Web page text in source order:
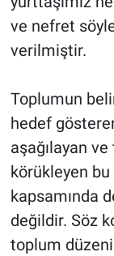
ve nefret
verilmiştir.
Toplumun
hedef
aşağılayan
körükleyen
kapsamında
değildir. Söz
toplum